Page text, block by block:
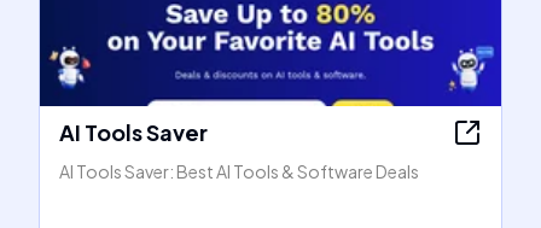
AI Tools Saver
AI Tools Saver: Best AI Tools & Software Deals